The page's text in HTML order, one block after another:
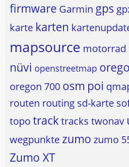
firmware Garmin gps
karte karten
mapsource motorrad
nüvi openstreetmap
oregon 700 osm poi
routen routing sd-karte
topo tracktracks twonav
wegpunkte zumo zumo
Zumo XT